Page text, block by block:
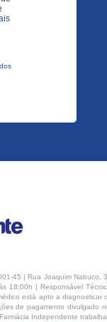
45 | Rua Joaquim
| Responsável
está apto a
de pagamento
Independente